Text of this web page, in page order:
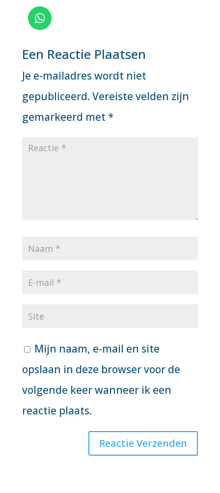
Een Reactie Plaatsen
Je e-mailadres wordt niet
gepubliceerd. Vereiste velden zijn
gemarkeerd met *
Mijn naam, e-mail en site
opslaan in deze browser voor de
volgende keer wanneer ik een
reactie plaats.